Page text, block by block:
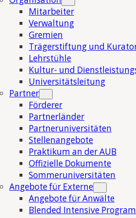
Mitarbeiter
Verwaltung
Gremien
Trägerstiftung und
Lehrstühle
Kultur- und
Universitätsleitung
Partner
Förderer
Partnerländer
Partneruniversitäten
Stellenangebote
Praktikum an der AUB
Offizielle Dokumente
Sommeruniversitäten
Angebote für Externe
Angebote für Anwälte
Blended Intensive Program